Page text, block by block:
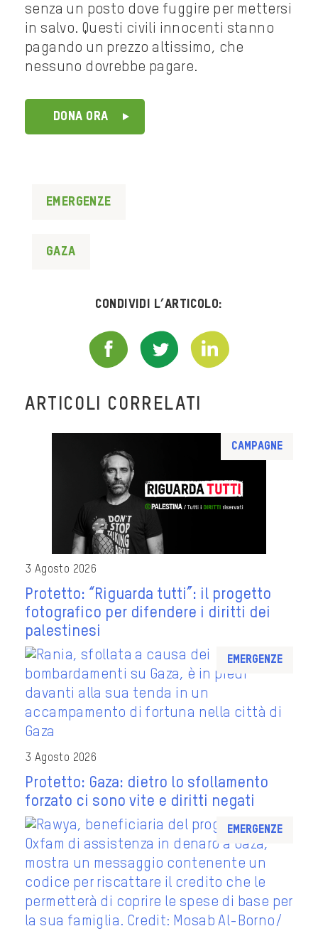
senza un posto dove fuggire per mettersi
in salvo. Questi civili innocenti stanno
pagando un prezzo altissimo, che
nessuno dovrebbe pagare.
DONA ORA
Emergenze
Gaza
Condividi l’articolo:
ARTICOLI CORRELATI
Campagne
3 Agosto 2026
Protetto: “Riguarda tutti”: il progetto
fotografico per difendere i diritti dei
palestinesi
Emergenze
3 Agosto 2026
Protetto: Gaza: dietro lo sfollamento
forzato ci sono vite e diritti negati
Emergenze